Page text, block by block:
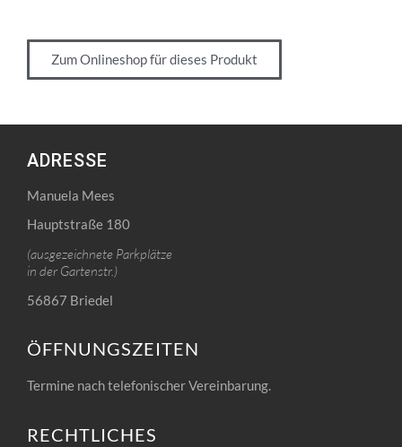
Zum Onlineshop für dieses Produkt
ADRESSE
Manuela Mees
Hauptstraße 180
(ausgezeichnete Parkplätze
in der Gartenstr.)
56867 Briedel
ÖFFNUNGSZEITEN
Termine nach telefonischer Vereinbarung.
RECHTLICHES